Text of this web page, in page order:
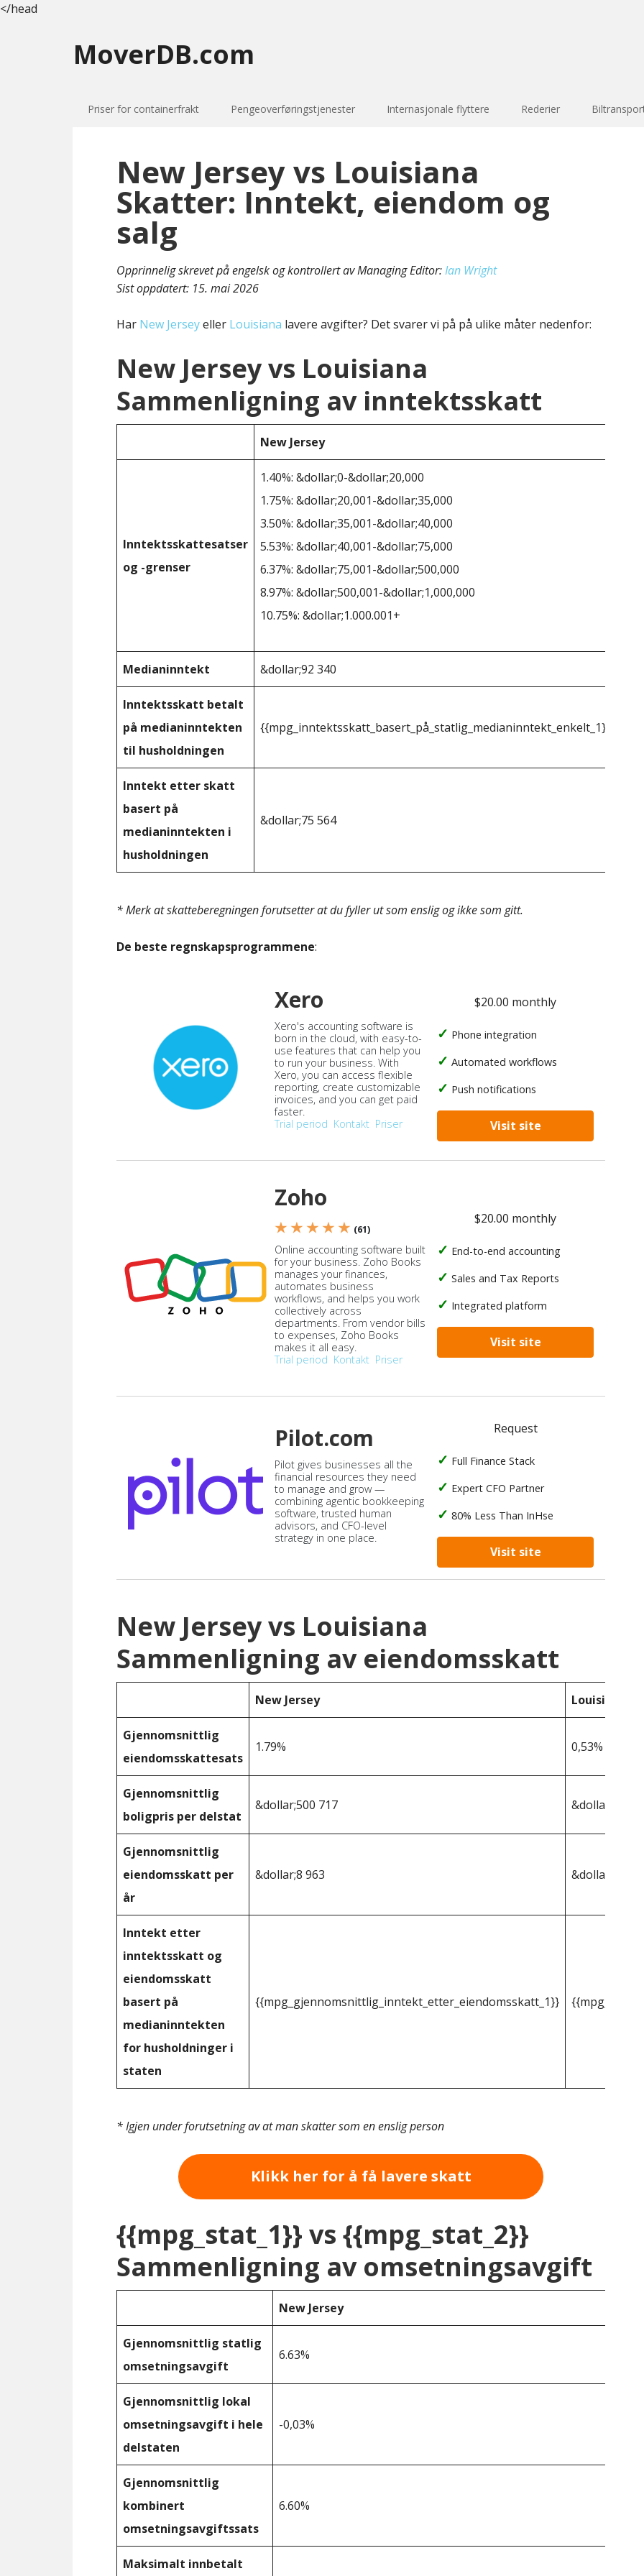
</head
MoverDB.com
Priser for containerfrakt Pengeoverføringstjenester Internasjonale flyttere Rederier
New Jersey vs Louisiana
Skatter: Inntekt, eiendom og
salg
Opprinnelig skrevet på engelsk og kontrollert av Managing Editor:Ian Wright
Sist oppdatert: 15. mai 2026
Har New Jerseyeller Louisiana lavere avgifter? Det svarer vi på på ulike måter nedenfor:
New Jersey vs Louisiana
Sammenligning av inntektsskatt
New Jersey
Inntektsskattesatser
og -grenser
1.40%: &dollar;0-&dollar;20,000
1.75%: &dollar;20,001-&dollar;35,000
3.50%: &dollar;35,001-&dollar;40,000
5.53%: &dollar;40,001-&dollar;75,000
6.37%: &dollar;75,001-&dollar;500,000
8.97%: &dollar;500,001-&dollar;1,000,000
10.75%: &dollar;1.000.001+
Medianinntekt &dollar;92 340
Inntektsskatt betalt
på medianinntekten
til husholdningen
{{mpg_inntektsskatt_basert_på_statlig_medianinntekt_enkelt_1}}
Inntekt etter skatt
basert på
medianinntekten i
husholdningen
&dollar;75 564
* Merk at skatteberegningen forutsetter at du fyller ut som enslig og ikke som gitt.
De beste regnskapsprogrammene:
Xero
Xero's accounting software is
born in the cloud, with easy-to-
use features that can help you
to run your business. With
Xero, you can access flexible
reporting, create customizable
invoices, and you can get paid
faster.
Trial period Kontakt Priser
$20.00 monthly
Phone integration
Automated workflows
Push notifications
Visit site
Zoho
★ ★ ★ ★ ★ (61)
Online accounting software built
for your business. Zoho Books
manages your finances,
automates business
workflows, and helps you work
collectively across
departments. From vendor bills
to expenses, Zoho Books
makes it all easy.
Trial period Kontakt Priser
$20.00 monthly
End-to-end accounting
Sales and Tax Reports
Integrated platform
Visit site
Pilot.com
Pilot gives businesses all the
financial resources they need
to manage and grow —
combining agentic bookkeeping
software, trusted human
advisors, and CFO-level
strategy in one place.
Request
Full Finance Stack
Expert CFO Partner
80% Less Than InHse
Visit site
New Jersey vs Louisiana
Sammenligning av eiendomsskatt
New Jersey Louisiana
Gjennomsnittlig
eiendomsskattesats
1.79% 0,53%
Gjennomsnittlig
boligpris per delstat
&dollar;500 717 &dollar;200
Gjennomsnittlig
eiendomsskatt per
år
&dollar;8 963 &dollar;1 065
Inntekt etter
inntektsskatt og
eiendomsskatt
basert på
medianinntekten
for husholdninger i
staten
{{mpg_gjennomsnittlig_inntekt_etter_eiendomsskatt_1}}
* Igjen under forutsetning av at man skatter som en enslig person
Klikk her for å få lavere skatt
{{mpg_stat_1}} vs {{mpg_stat_2}}
Sammenligning av omsetningsavgift
New Jersey
Gjennomsnittlig statlig
omsetningsavgift
6.63%
Gjennomsnittlig lokal
omsetningsavgift i hele
delstaten
-0,03%
Gjennomsnittlig
kombinert
omsetningsavgiftssats
6.60%
Maksimalt innbetalt